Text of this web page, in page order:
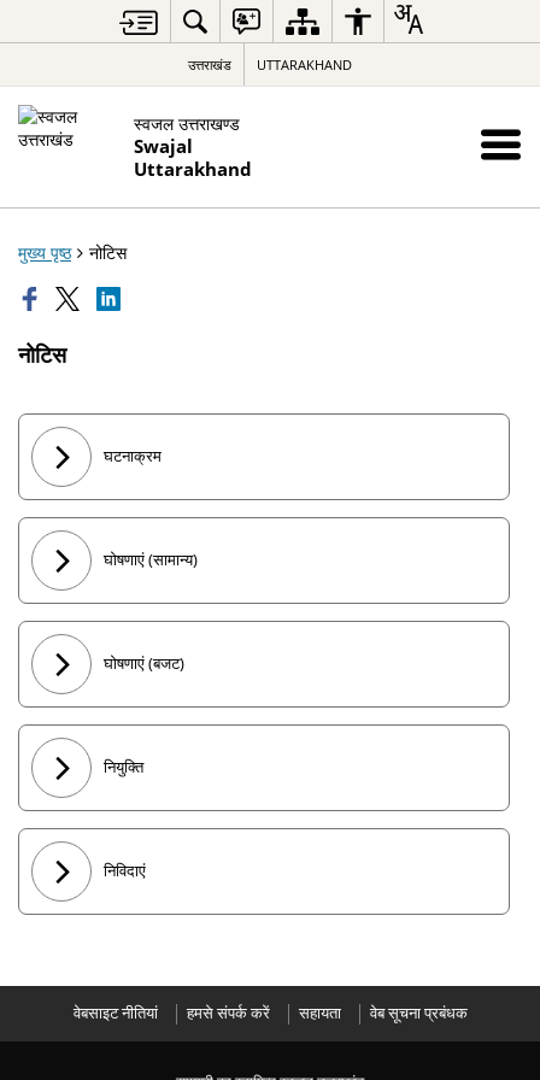
उत्तराखंड UTTARAKHAND
स्वजल उत्तराखण्ड
Swajal
Uttarakhand
मुख्य पृष्ठ नोटिस
नोटिस
घटनाक्रम
घोषणाएं (सामान्य)
घोषणाएं (बजट)
नियुक्ति
निविदाएं
वेबसाइट नीतियां हमसे संपर्क करें सहायता वेब सूचना प्रबंधक